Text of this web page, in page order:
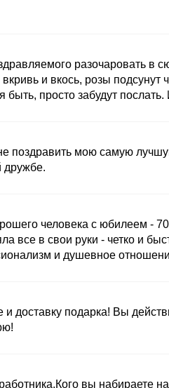
разочаровать в
и вкось, розы
просто забудут
поздравить мою самую
дружбе.
человека с юбилеем -
все в свои руки - четко и
и душевное
доставку подарка! Вы
вы набираете